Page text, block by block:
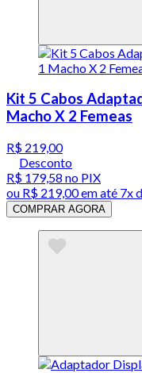
Kit 5 Cabos
Macho X 2 Femeas
R$ 219,00
Desconto
R$ 179,58 no PIX
ou R$ 219,00em até 7x
COMPRAR AGORA